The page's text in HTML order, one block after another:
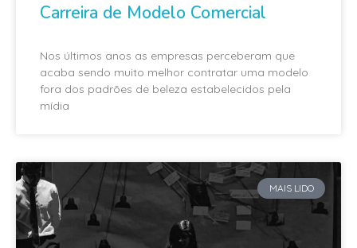
Carreira de Modelo Comercial
Nos últimos anos as empresas perceberam que
acaba sendo muito melhor contratar uma modelo
fora dos padrões de beleza estabelecidos pela
mídia
MAIS LIDO